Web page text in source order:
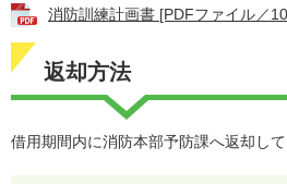
消防訓練計画書 [PDFファイル／
返却方法
借用期間内に消防本部予防課へ返却して